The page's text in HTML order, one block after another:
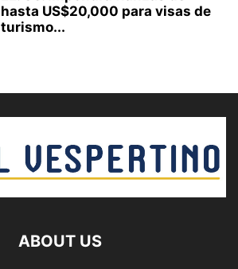
hasta US$20,000 para visas de
turismo...
ABOUT US